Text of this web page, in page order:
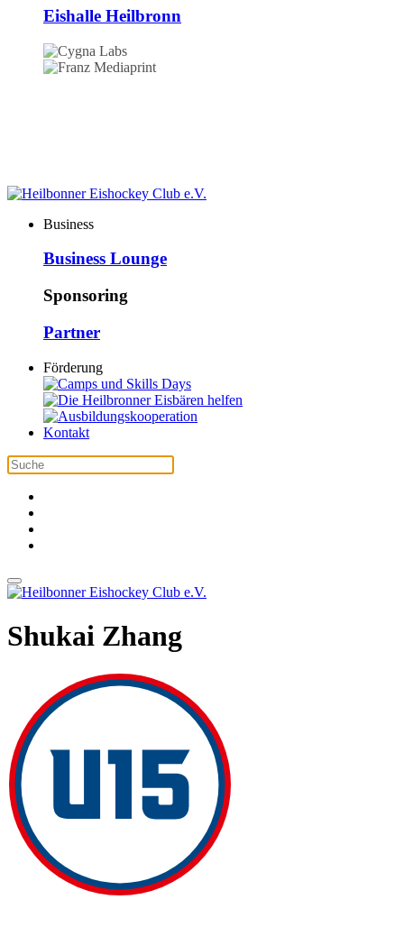
Eishalle Heilbronn
Business
Business Lounge
Sponsoring
Partner
Förderung
Kontakt
Shukai Zhang